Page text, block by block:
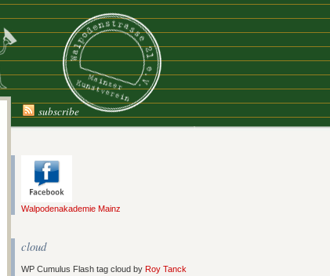
subscribe
Walpodenakademie Mainz
cloud
WP Cumulus Flash tag cloud by Roy Tanck